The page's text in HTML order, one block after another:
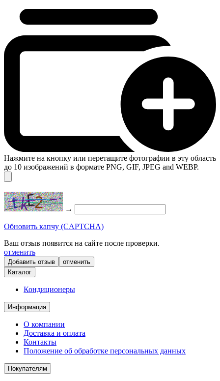
Нажмите на кнопку или перетащите фотографии в эту область
до 10 изображений в формате PNG, GIF, JPEG and WEBP.
→
Обновить капчу (CAPTCHA)
Ваш отзыв появится на сайте после проверки.
отменить
отменить
Каталог
Кондиционеры
Информация
О компании
Доставка и оплата
Контакты
Положение об обработке персональных данных
Покупателям